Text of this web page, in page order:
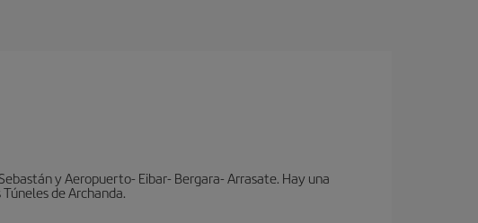
y Aeropuerto- Eibar- Bergara- Arrasate. Hay una
de Archanda.